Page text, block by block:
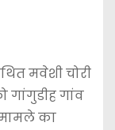
मवेशी चोरी
गांव
का